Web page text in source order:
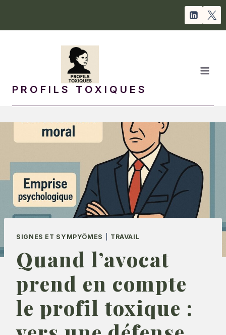
contenu
PROFILS TOXIQUES
SIGNES ET SYMPYÔMES TRAVAIL
Quand l’avocat
prend en compte
le profil toxique :